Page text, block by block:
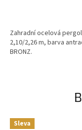
Zahradní ocelová
2,10/2,26 m, barva
BRONZ.
Sleva